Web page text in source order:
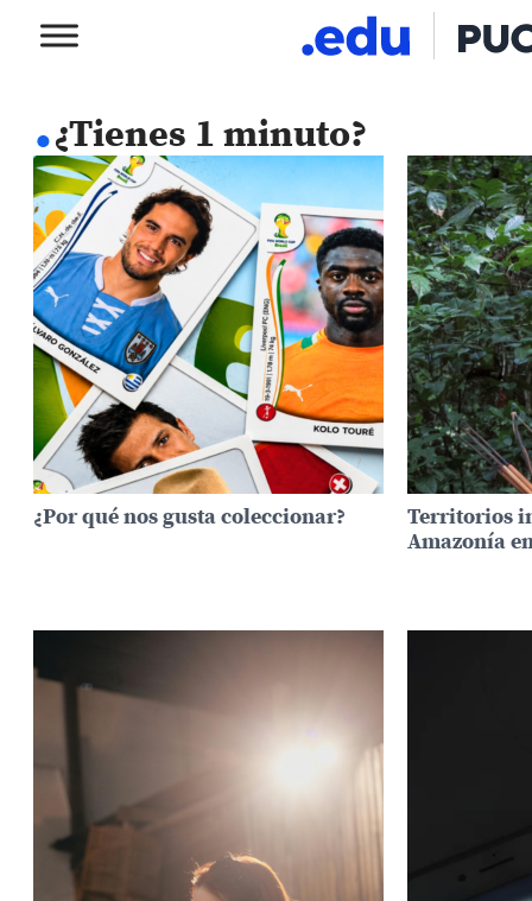
.¿Tienes 1 minuto?
¿Por qué nos gusta coleccionar?
Territorios
Amazonía